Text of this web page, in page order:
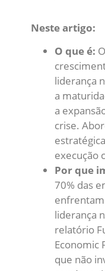
Neste artigo:
O que é:
liderança
a
a
crise.
execução
Por que
70% das
liderança
relatório
Economic
que não